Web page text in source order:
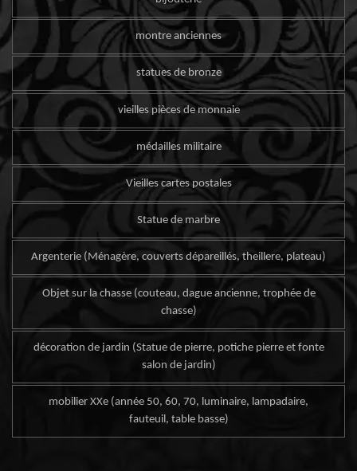
montre anciennes
statues de bronze
vieilles pièces de monnaie
médailles militaire
Vieilles cartes postales
Statue de marbre
Argenterie (Ménagère, couverts dépareillés, theillere, plateau)
Objet sur la chasse (couteau, dague ancienne, trophée de
chasse)
décoration de jardin (Statue de pierre, potiche pierre et fonte
salon de jardin)
mobilier XXe (année 50, 60, 70, luminaire, lampadaire,
fauteuil, table basse)